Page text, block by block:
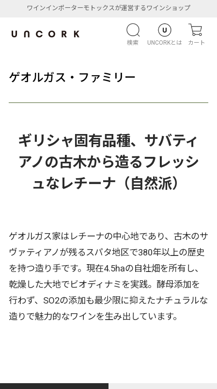
ワインインポーターモトックスが運営するワインショップ
検索 UNCORKとは カート
ゲオルガス・ファミリー
ギリシャ固有品種、サバティ
アノの古木から造るフレッシ
ュなレチーナ（自然派）
ゲオルガス家はレチーナの中心地であり、古木のサ
ヴァティアノが残るスパタ地区で380年以上の歴史
を持つ造り手です。現在4.5haの自社畑を所有し、
乾燥した大地でビオディナミを実践。酵母添加を
行わず、SO2の添加も最少限に抑えたナチュラルな
造りで魅力的なワインを生み出しています。